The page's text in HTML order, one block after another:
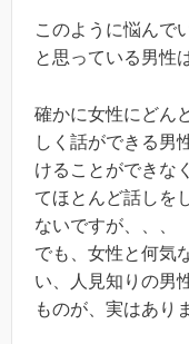
このように悩んで
と思っている男性
確かに女性にどん
しく話ができる男
けることができな
てほとんど話しを
ないですが、、、
でも、女性と何気
い、人見知りの男
ものが、実はあり